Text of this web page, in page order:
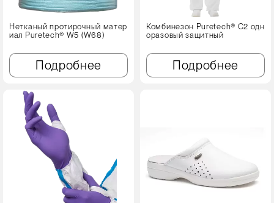
Нетканый протирочный матер
иал Puretech® W5 (W68)
Подробнее
Комбинезон Puretech® C2 одн
оразовый защитный
Подробнее